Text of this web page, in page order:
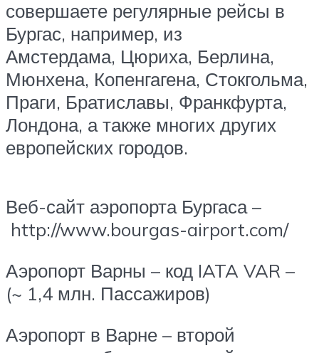
совершаете регулярные рейсы в
Бургас, например, из
Амстердама, Цюриха, Берлина,
Мюнхена, Копенгагена, Стокгольма,
Праги, Братиславы, Франкфурта,
Лондона, а также многих других
европейских городов.
Веб-сайт аэропорта Бургаса –
http://www.bourgas-airport.com/
Аэропорт Варны – код IATA VAR –
(~ 1,4 млн. Пассажиров)
Аэропорт в Варне – второй